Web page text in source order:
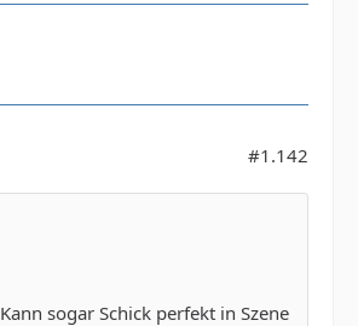
#1.142
sogar Schick perfekt in Szene